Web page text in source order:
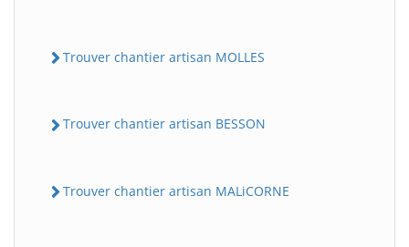
Trouver chantier artisan MOLLES
Trouver chantier artisan BESSON
Trouver chantier artisan MALiCORNE